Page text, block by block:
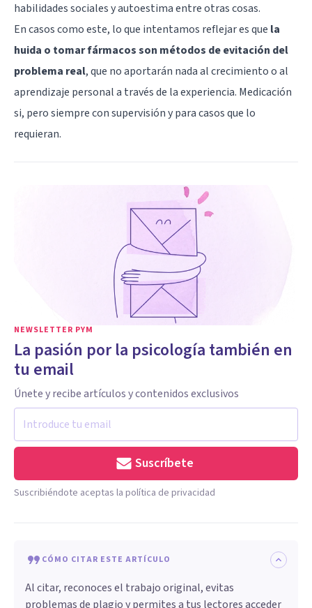
habilidades sociales y autoestima entre otras cosas.
En casos como este, lo que intentamos reflejar es que la
huida o tomar fármacos son métodos de evitación del
problema real, que no aportarán nada al crecimiento o al
aprendizaje personal a través de la experiencia. Medicación
si, pero siempre con supervisión y para casos que lo
requieran.
NEWSLETTER PYM
La pasión por la psicología también en
tu email
Únete y recibe artículos y contenidos exclusivos
Suscríbete
Suscribiéndote aceptas la política de privacidad
CÓMO CITAR ESTE ARTÍCULO
Al citar, reconoces el trabajo original, evitas
problemas de plagio y permites a tus lectores acceder